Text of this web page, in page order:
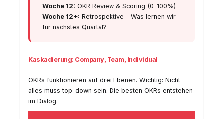
Woche 12: OKR Review & Scoring (0-100%)
Woche 12+: Retrospektive - Was lernen wir
für nächstes Quartal?
Kaskadierung: Company, Team, Individual
OKRs funktionieren auf drei Ebenen. Wichtig: Nicht
alles muss top-down sein. Die besten OKRs entstehen
im Dialog.